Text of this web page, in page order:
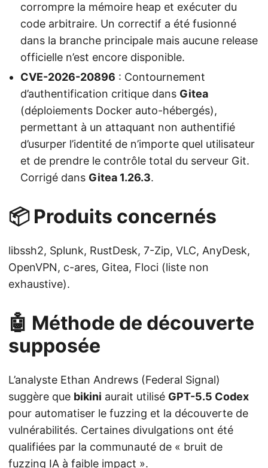
corrompre la mémoire heap et exécuter du
code arbitraire. Un correctif a été fusionné
dans la branche principale mais aucune release
officielle n’est encore disponible.
CVE-2026-20896 : Contournement
d’authentification critique dans Gitea
(déploiements Docker auto-hébergés),
permettant à un attaquant non authentifié
d’usurper l’identité de n’importe quel utilisateur
et de prendre le contrôle total du serveur Git.
Corrigé dans Gitea 1.26.3.
📦 Produits concernés
libssh2, Splunk, RustDesk, 7-Zip, VLC, AnyDesk,
OpenVPN, c-ares, Gitea, Floci (liste non
exhaustive).
🤖 Méthode de découverte
supposée
L’analyste Ethan Andrews (Federal Signal)
suggère que bikini aurait utilisé GPT-5.5 Codex
pour automatiser le fuzzing et la découverte de
vulnérabilités. Certaines divulgations ont été
qualifiées par la communauté de « bruit de
fuzzing IA à faible impact ».